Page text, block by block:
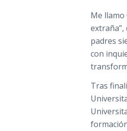
Me llamo
padres
con
Tras